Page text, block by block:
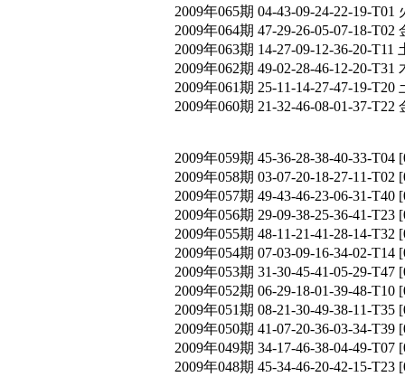
2009年065期 04-43-09-24-22-19-T01
2009年064期 47-29-26-05-07-18-T02
2009年063期 14-27-09-12-36-20-T11
2009年062期 49-02-28-46-12-20-T31
2009年061期 25-11-14-27-47-19-T20
2009年060期 21-32-46-08-01-37-T22
2009年059期 45-36-28-38-40-33-
2009年058期 03-07-20-18-27-11-
2009年057期 49-43-46-23-06-31-
2009年056期 29-09-38-25-36-41-
2009年055期 48-11-21-41-28-14-
2009年054期 07-03-09-16-34-02-
2009年053期 31-30-45-41-05-29-
2009年052期 06-29-18-01-39-48-
2009年051期 08-21-30-49-38-11-
2009年050期 41-07-20-36-03-34-
2009年049期 34-17-46-38-04-49-
2009年048期 45-34-46-20-42-15-